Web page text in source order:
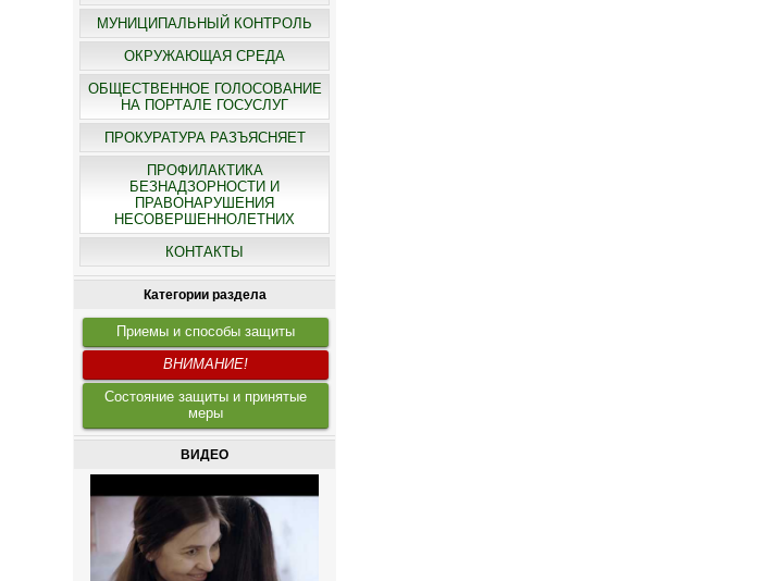
МУНИЦИПАЛЬНЫЙ КОНТРОЛЬ
ОКРУЖАЮЩАЯ СРЕДА
ОБЩЕСТВЕННОЕ ГОЛОСОВАНИЕ
НА ПОРТАЛЕ ГОСУСЛУГ
ПРОКУРАТУРА РАЗЪЯСНЯЕТ
ПРОФИЛАКТИКА
БЕЗНАДЗОРНОСТИ И
ПРАВОНАРУШЕНИЯ
НЕСОВЕРШЕННОЛЕТНИХ
КОНТАКТЫ
Категории раздела
Приемы и способы защиты
ВНИМАНИЕ!
Состояние защиты и принятые
меры
ВИДЕО